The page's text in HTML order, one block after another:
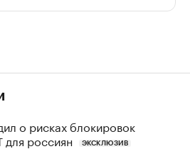
о рисках блокировок
для россиян
ЭКСКЛЮЗИВ